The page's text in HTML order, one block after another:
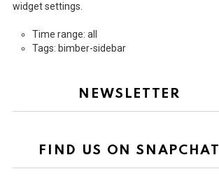
widget settings.
Time range: all
Tags: bimber-sidebar
NEWSLETTER
FIND US ON SNAPCHAT